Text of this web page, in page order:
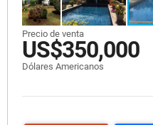
Precio de venta
US$350,000
Dólares Americanos